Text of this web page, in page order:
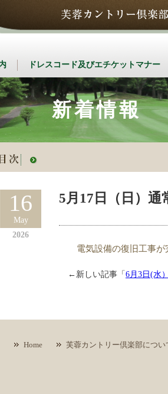
ドレスコード及びエチケットマナー
新着情報
5月17日（日）
16
May
2026
電気設備の復旧工事
←新しい記事「 6月3日(水
Home 芙蓉カントリー倶楽部につい